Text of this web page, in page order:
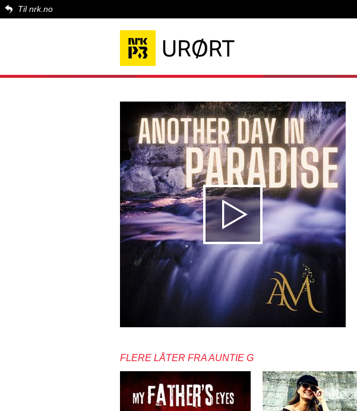
Til nrk.no
FLERE LÅTER FRA AUNTIE G